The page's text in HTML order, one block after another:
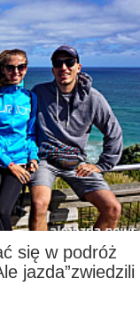
się w podróż
jazda”zwiedzili